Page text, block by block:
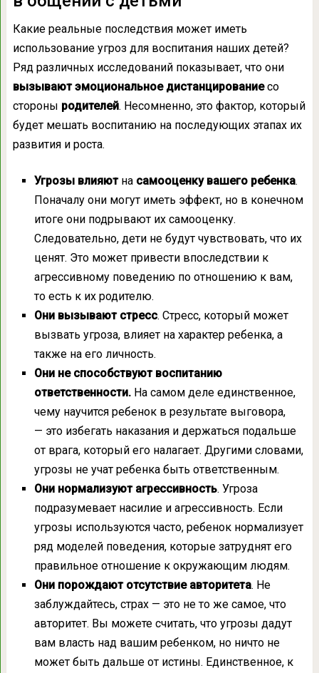
Какие реальные последствия может иметь
использование угроз для воспитания наших детей?
Ряд различных исследований показывает, что они
вызывают эмоциональное дистанцированиесо
стороны родителей. Несомненно, это фактор, который
будет мешать воспитанию на последующих этапах их
развития и роста.
Угрозы влияютна самооценку вашего ребенка.
Поначалу они могут иметь эффект, но в конечном
итоге они подрывают их самооценку.
Следовательно, дети не будут чувствовать, что их
ценят. Это может привести впоследствии к
агрессивному поведению по отношению к вам,
то есть к их родителю.
Они вызывают стресс. Стресс, который может
вызвать угроза, влияет на характер ребенка, а
также на его личность.
Они не способствуют воспитанию
ответственности.На самом деле единственное,
чему научится ребенок в результате выговора,
— это избегать наказания и держаться подальше
от врага, который его налагает. Другими словами,
угрозы не учат ребенка быть ответственным.
Они нормализуют агрессивность. Угроза
подразумевает насилие и агрессивность. Если
угрозы используются часто, ребенок нормализует
ряд моделей поведения, которые затруднят его
правильное отношение к окружающим людям.
Они порождают отсутствие авторитета. Не
заблуждайтесь, страх — это не то же самое, что
авторитет. Вы можете считать, что угрозы дадут
вам власть над вашим ребенком, но ничто не
может быть дальше от истины. Единственное, к